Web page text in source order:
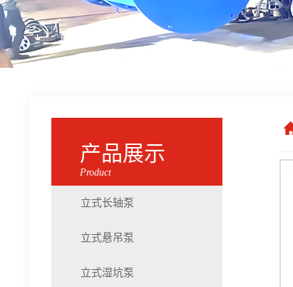
产品展示
Product
立式长轴泵
立式悬吊泵
立式湿坑泵